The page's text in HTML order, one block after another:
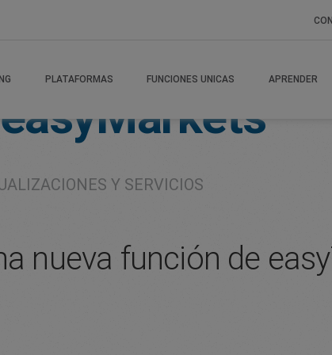
PLATAFORMAS FUNCIONES UNICAS APRENDER
easyMarkets
Y SERVICIOS
nueva función de